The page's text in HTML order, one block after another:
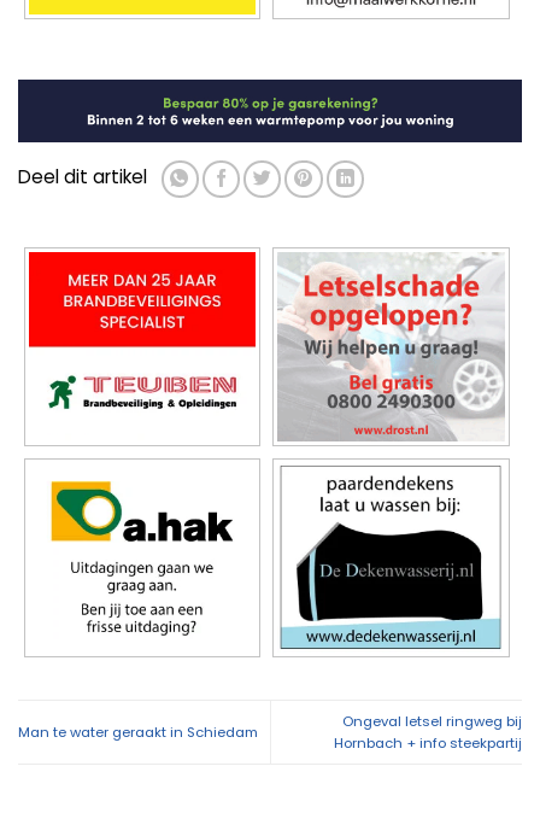
Deel dit artikel
Man te water geraakt in Schiedam
Ongeval letsel ringweg bij
Hornbach + info steekpartij